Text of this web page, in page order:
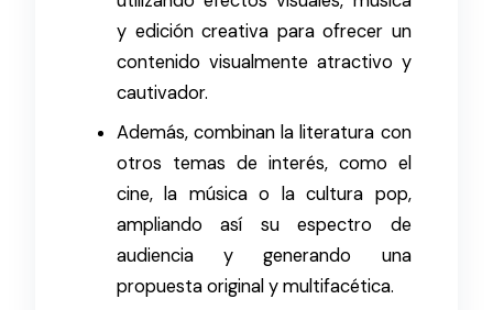
y edición creativa para ofrecer un
contenido visualmente atractivo y
cautivador.
Además, combinan la literatura con
otros temas de interés, como el
cine, la música o la cultura pop,
ampliando así su espectro de
audiencia y generando una
propuesta original y multifacética.